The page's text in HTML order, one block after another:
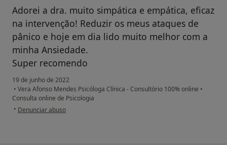
Adorei a dra. muito simpática e empática, eficaz
na intervenção! Reduzir os meus ataques de
pânico e hoje em dia lido muito melhor com a
minha Ansiedade.
Super recomendo
19 de junho de 2022
• Vera Afonso Mendes Psicóloga Clínica - Consultório 100% online •
Consulta online de Psicologia
• na opinião do utilizador Diana Vaz
Denunciar abuso